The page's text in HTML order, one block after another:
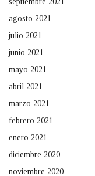
agosto 2021
julio 2021
junio 2021
mayo 2021
abril 2021
marzo 2021
febrero 2021
enero 2021
diciembre 2020
noviembre 2020